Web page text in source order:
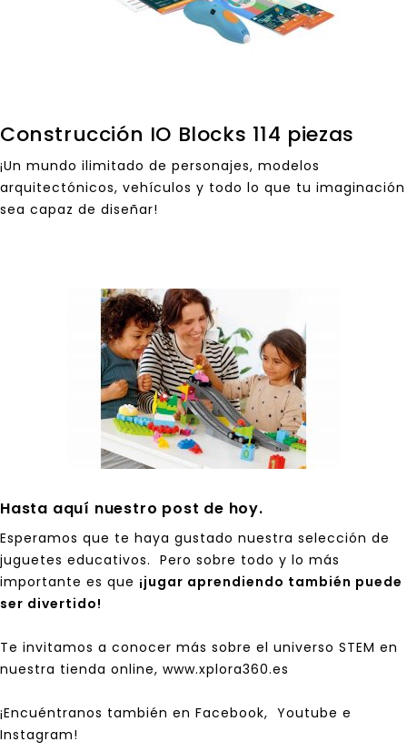
Construcción IO Blocks 114 piezas
¡Un mundo ilimitado de personajes, modelos
arquitectónicos, vehículos y todo lo que tu imaginación
sea capaz de diseñar!
Hasta aquí nuestro post de hoy.
Esperamos que te haya gustado nuestra selección de
juguetes educativos. Pero sobre todo y lo más
importante es que ¡jugar aprendiendo también puede
ser divertido!
Te invitamos a conocer más sobre el universo STEM en
nuestra tienda online, www.xplora360.es
¡Encuéntranos también en Facebook, Youtube e
Instagram!